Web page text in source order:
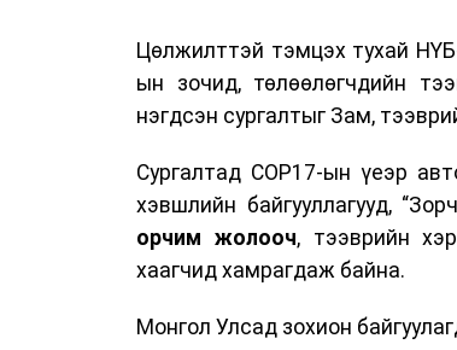
Цөлжилттэй тэмцэх тухай
ын зочид, төлөөлөгчдийн
нэгдсэн сургалтыг Зам,
Сургалтад COP17-ын үеэр
хэвшлийн байгууллагууд,
орчим жолооч, тээврийн
хаагчид хамрагдаж байна.
Монгол Улсад зохион